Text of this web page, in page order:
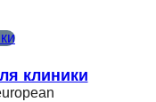
клиники